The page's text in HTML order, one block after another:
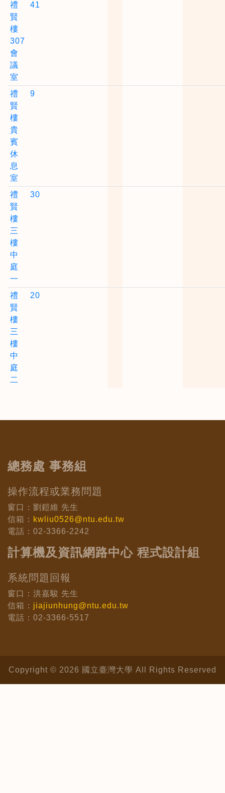
禮
賢
樓
307
會
議
室
41
禮
賢
樓
貴
賓
休
息
室
9
禮
賢
樓
三
樓
中
庭
一
30
禮
賢
樓
三
樓
中
庭
二
20
總務處 事務組
操作流程或業務問題
窗口：劉鎧維 先生
信箱： kwliu0526@ntu.edu.tw
電話：02-3366-2242
計算機及資訊網路中心 程式設計組
系統問題回報
窗口：洪嘉駿 先生
信箱： jiajiunhung@ntu.edu.tw
電話：02-3366-5517
Copyright © 2026 國立臺灣大學 All Rights Reserved